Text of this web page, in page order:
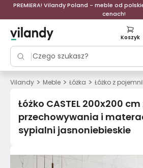
PREMIERA! Vilandy Poland - meble od
cenach!
Koszyk
Vilandy > Meble > Łóżka > Łóżko z
Łóżko CASTEL 200x200
przechowywania i
sypialni jasnoniebieskie